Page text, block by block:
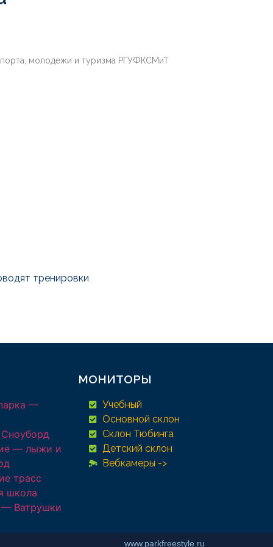
молодежи и туризма РГУФКСМиТ
тренировки
—
— лыжи и
трасс
школа
— Ватрушки
МОНИТОРЫ
Учебный
Основной склон
Склон Тюбинга
Детский склон
Вебкамеры ->
www.parkfreestyle.ru